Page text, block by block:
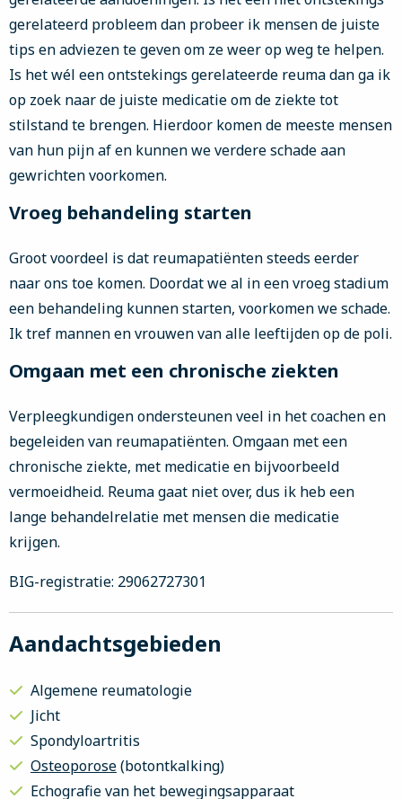
gerelateerd probleem dan probeer ik mensen de juiste
tips en adviezen te geven om ze weer op weg te helpen.
Is het wél een ontstekings gerelateerde reuma dan ga ik
op zoek naar de juiste medicatie om de ziekte tot
stilstand te brengen. Hierdoor komen de meeste mensen
van hun pijn af en kunnen we verdere schade aan
gewrichten voorkomen.
Vroeg behandeling starten
Groot voordeel is dat reumapatiënten steeds eerder
naar ons toe komen. Doordat we al in een vroeg stadium
een behandeling kunnen starten, voorkomen we schade.
Ik tref mannen en vrouwen van alle leeftijden op de poli.
Omgaan met een chronische ziekten
Verpleegkundigen ondersteunen veel in het coachen en
begeleiden van reumapatiënten. Omgaan met een
chronische ziekte, met medicatie en bijvoorbeeld
vermoeidheid. Reuma gaat niet over, dus ik heb een
lange behandelrelatie met mensen die medicatie
krijgen.
BIG-registratie: 29062727301
Aandachtsgebieden
Algemene reumatologie
Jicht
Spondyloartritis
Osteoporose(botontkalking)
Echografie van het bewegingsapparaat